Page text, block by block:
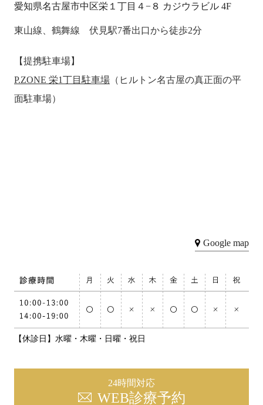
愛知県名古屋市中区栄１丁目４−８ カジウラビル 4F
東山線、鶴舞線 伏見駅7番出口から徒歩2分
【提携駐車場】
P.ZONE 栄1丁目駐車場 （ヒルトン名古屋の真正面の平
面駐車場）
Google map
【休診日】水曜・木曜・日曜・祝日
24時間対応
WEB診療予約